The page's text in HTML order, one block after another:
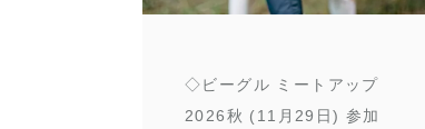
◇ビーグル ミートアップ
2026秋 (11月29日) 参加